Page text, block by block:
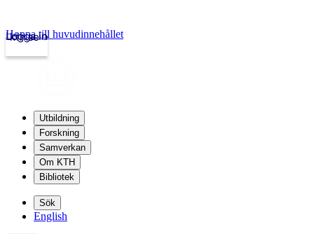
kth.se
Logga in
Hoppa till huvudinnehållet
Utbildning
Forskning
Samverkan
Om KTH
Bibliotek
Sök
English